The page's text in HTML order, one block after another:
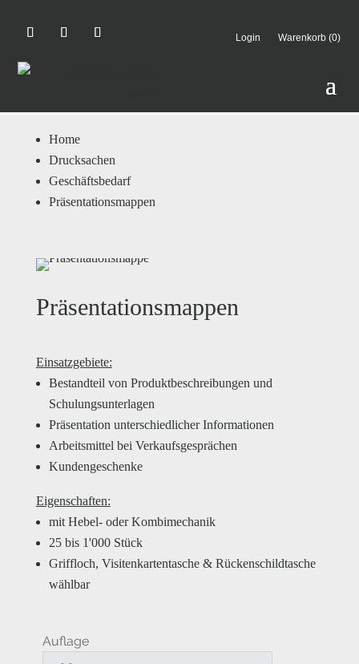
Login Warenkorb (0)
Home
Drucksachen
Geschäftsbedarf
Präsentationsmappen
Präsentationsmappen
Einsatzgebiete:
Bestandteil von Produktbeschreibungen und
Schulungsunterlagen
Präsentation unterschiedlicher Informationen
Arbeitsmittel bei Verkaufsgesprächen
Kundengeschenke
Eigenschaften:
mit Hebel- oder Kombimechanik
25 bis 1'000 Stück
Griffloch, Visitenkartentasche & Rückenschildtasche
wählbar